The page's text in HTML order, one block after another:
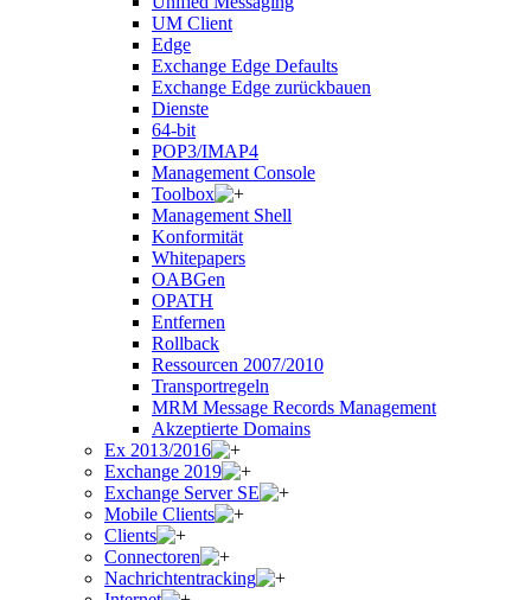
UM Client
Edge
Exchange Edge Defaults
Exchange Edge zurückbauen
Dienste
64-bit
POP3/IMAP4
Management Console
Toolbox
Management Shell
Konformität
Whitepapers
OABGen
OPATH
Entfernen
Rollback
Ressourcen 2007/2010
Transportregeln
MRM Message Records Management
Akzeptierte Domains
Ex 2013/2016
Exchange 2019
Exchange Server SE
Mobile Clients
Clients
Connectoren
Nachrichtentracking